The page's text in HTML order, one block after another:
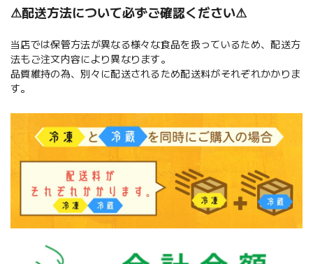
⚠︎配送方法について必ずご確認ください⚠︎
当店では保管方法が異なる様々な食品を扱っているため、配送方
法もご注文内容により異なります。
品質維持の為、別々に配送されるため配送料がそれぞれかかりま
す。